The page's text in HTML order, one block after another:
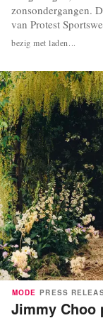
zonsondergangen.
van Protest
hoogzomer en viert
zwemkledinglook
de...
bezig met laden...
MODE PRESS
Jimmy Choo